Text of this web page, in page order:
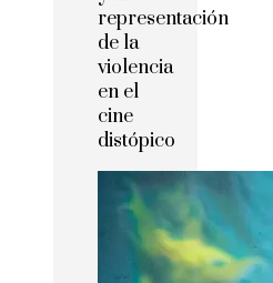
representación
de la
violencia
en el
cine
distópico